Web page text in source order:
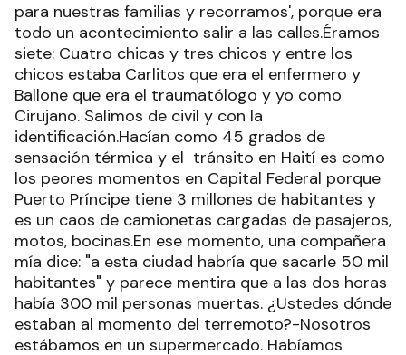
para nuestras familias y recorramos', porque era
todo un acontecimiento salir a las calles.Éramos
siete: Cuatro chicas y tres chicos y entre los
chicos estaba Carlitos que era el enfermero y
Ballone que era el traumatólogo y yo como
Cirujano. Salimos de civil y con la
identificación.Hacían como 45 grados de
sensación térmica y el tránsito en Haití es como
los peores momentos en Capital Federal porque
Puerto Príncipe tiene 3 millones de habitantes y
es un caos de camionetas cargadas de pasajeros,
motos, bocinas.En ese momento, una compañera
mía dice: "a esta ciudad habría que sacarle 50 mil
habitantes" y parece mentira que a las dos horas
había 300 mil personas muertas. ¿Ustedes dónde
estaban al momento del terremoto?-Nosotros
estábamos en un supermercado. Habíamos